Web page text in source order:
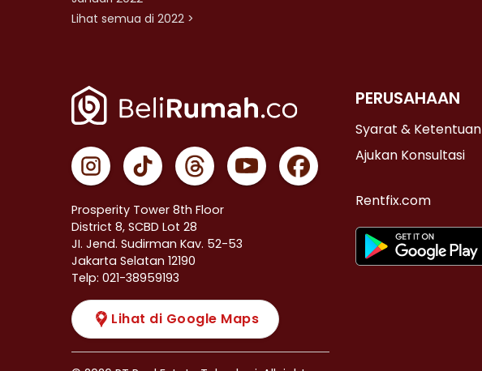
Lihat semua di 2022 >
Prosperity Tower 8th Floor
District 8, SCBD Lot 28
JI. Jend. Sudirman Kav. 52-53
Jakarta Selatan 12190
Telp: 021-38959193
Lihat di Google Maps
PERUSAHAAN
Syarat & Ketentuan
Ajukan Konsultasi
Rentfix.com